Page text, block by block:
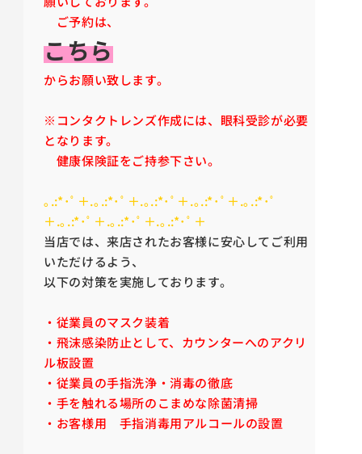
ご予約は、
こちら
からお願い致します。
※コンタクトレンズ作成には、眼科受診が必要
となります。
健康保険証をご持参下さい。
｡.:*･ﾟ＋.｡.:*･ﾟ＋.｡.:*･ﾟ＋.｡.:*･ﾟ＋.｡.:*･ﾟ
＋.｡.:*･ﾟ＋.｡.:*･ﾟ＋.｡.:*･ﾟ＋
当店では、来店されたお客様に安心してご利用
いただけるよう、
以下の対策を実施しております。
・従業員のマスク装着
・飛沫感染防止として、カウンターへのアクリ
ル板設置
・従業員の手指洗浄・消毒の徹底
・手を触れる場所のこまめな除菌清掃
・お客様用 手指消毒用アルコールの設置